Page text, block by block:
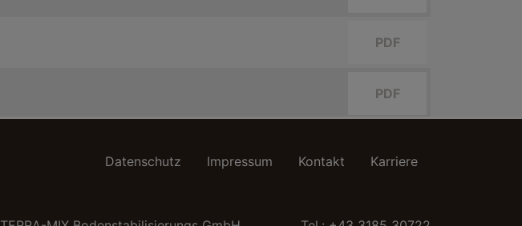
PDF
PDF
Datenschutz Impressum Kontakt Karriere